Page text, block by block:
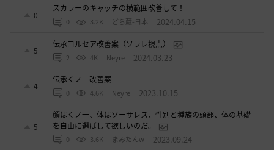
0
スカラーのキャッチの横範囲改善して！
0 3.2K どら蔵-日本 2024.04.15
5
伝承コルセア改善案（ソラレ視点）
2 4K Neyre 2024.03.23
4
伝承くノ一改善案
0 4.6K Neyre 2023.10.15
5
顔はくノ一、体はソーサレス、性別と種族の頭部、体の基礎
を自由に選ばして欲しいのだ。
0 3.6K まみたんw 2023.09.24